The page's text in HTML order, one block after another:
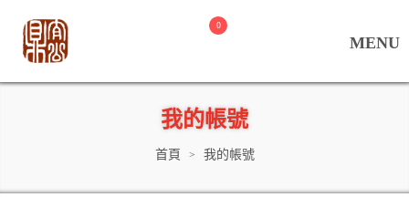
0
我的帳號
首頁 > 我的帳號